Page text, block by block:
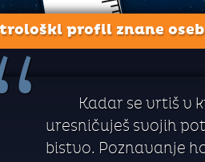
profil znane
Kadar se vrtiš v
uresničuješ svojih
bistvo. Poznavanje